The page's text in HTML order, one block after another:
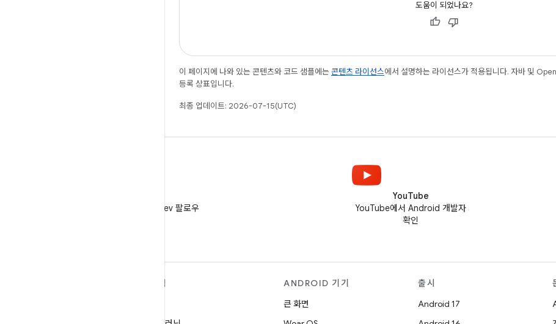
도움이 되었나요?
이 페이지에 나와 있는 콘텐츠와 코드 샘플에는 콘텐츠 라이선스에서 설명하는 라이선스가 적용됩니다. 자바 및
등록 상표입니다.
최종 업데이트: 2026-07-15(UTC)
X에서 @AndroidDev 팔로우
YouTube
YouTube에서 Android 개발자
확인
탐색
ANDROID 기기
큰 화면
출시
Android 17